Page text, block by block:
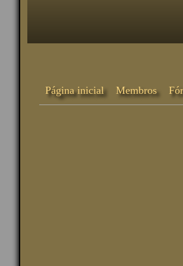
Página inicial Membros